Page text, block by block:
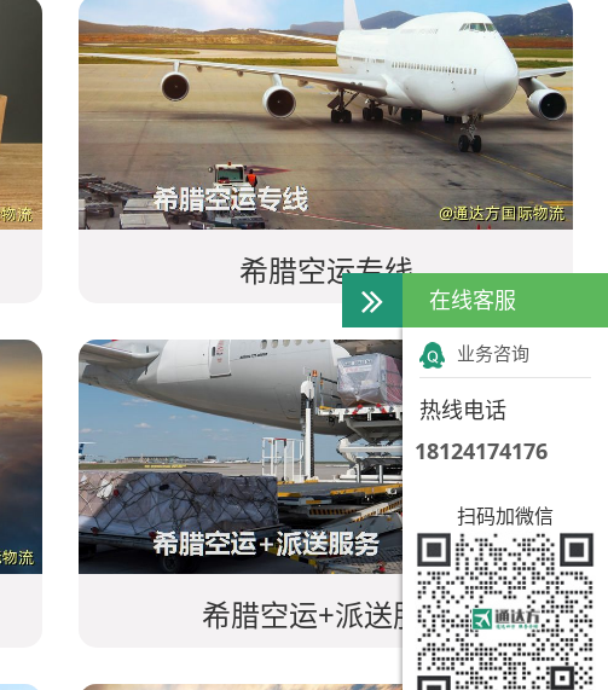
希腊空运专线
希腊空运+派送服务
在线客服
业务咨询
热线电话
18124174176
扫码加微信